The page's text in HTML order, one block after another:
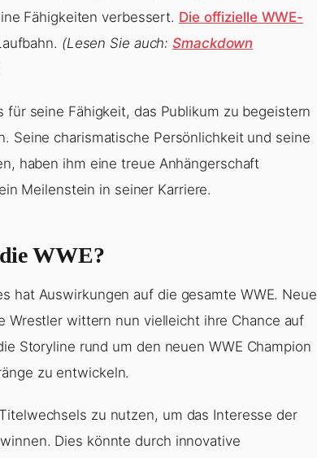
Fähigkeiten verbessert. Die offizielle WWE-
(Lesen Sie auch:Smackdown
für seine Fähigkeit, das Publikum zu begeistern
Seine charismatische Persönlichkeit und seine
haben ihm eine treue Anhängerschaft
Meilenstein in seiner Karriere.
WWE?
hat Auswirkungen auf die gesamte WWE. Neue
wittern nun vielleicht ihre Chance auf
Storyline rund um den neuen WWE Champion
zu entwickeln.
zu nutzen, um das Interesse der
Dies könnte durch innovative